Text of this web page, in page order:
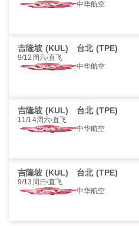
中华航空
吉隆坡 (KUL) 台北 (TPE)
9/12周六 直飞
中华航空
吉隆坡 (KUL) 台北 (TPE)
11/14周六 直飞
中华航空
吉隆坡 (KUL) 台北 (TPE)
9/13周日 直飞
中华航空